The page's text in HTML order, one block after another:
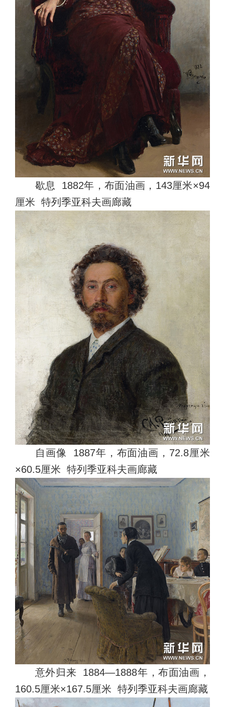
歇息 1882年，布面油画，143厘米×94
厘米 特列季亚科夫画廊藏
自画像 1887年，布面油画，72.8厘米
×60.5厘米 特列季亚科夫画廊藏
意外归来 1884—1888年，布面油画，
160.5厘米×167.5厘米 特列季亚科夫画廊藏